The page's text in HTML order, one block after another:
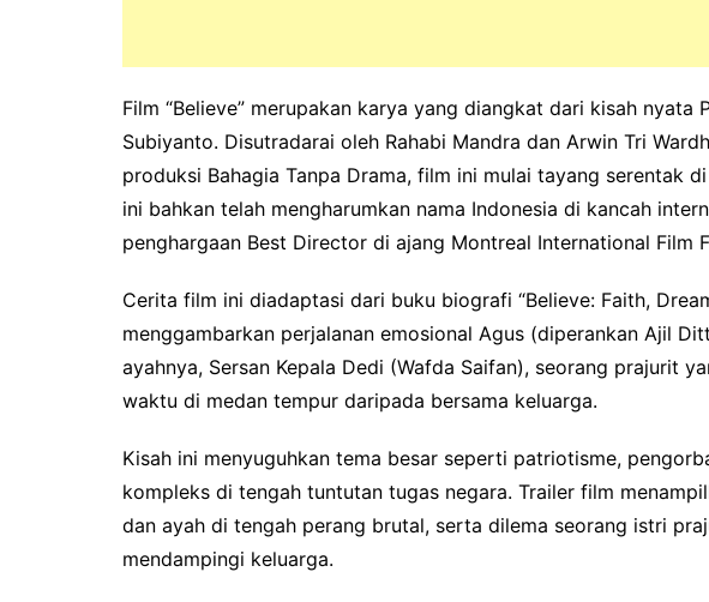
Film “Believe” merupakan karya yang diangkat dari kisah nyata
Subiyanto. Disutradarai oleh Rahabi Mandra dan Arwin Tri
produksi Bahagia Tanpa Drama, film ini mulai tayang serentak
ini bahkan telah mengharumkan nama Indonesia di kancah
penghargaan Best Director di ajang Montreal International Film
Cerita film ini diadaptasi dari buku biografi “Believe: Faith,
menggambarkan perjalanan emosional Agus (diperankan Ajil
ayahnya, Sersan Kepala Dedi (Wafda Saifan), seorang prajurit
waktu di medan tempur daripada bersama keluarga.
Kisah ini menyuguhkan tema besar seperti patriotisme,
kompleks di tengah tuntutan tugas negara. Trailer film
dan ayah di tengah perang brutal, serta dilema seorang istri
mendampingi keluarga.